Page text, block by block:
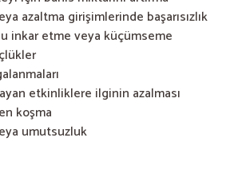
azaltma girişimlerinde başarısızlık
inkar etme veya küçümseme
etkinliklere ilginin azalması
koşma
umutsuzluk